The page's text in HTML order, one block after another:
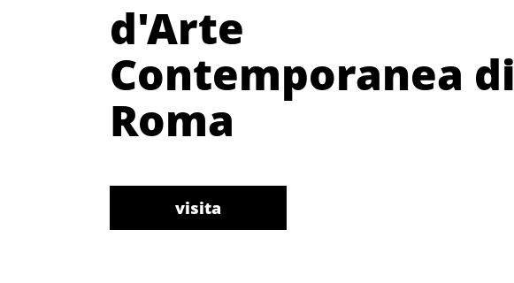
d'Arte
Contemporanea di
Roma
visita